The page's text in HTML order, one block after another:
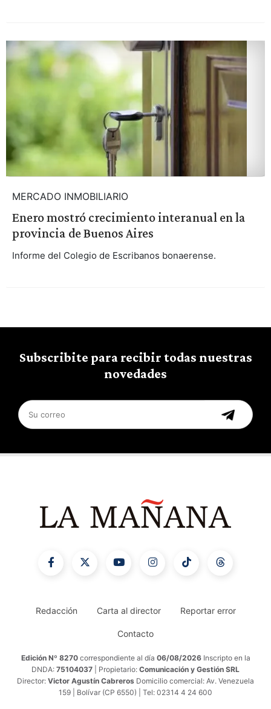
MERCADO INMOBILIARIO
Enero mostró crecimiento interanual en la
provincia de Buenos Aires
Informe del Colegio de Escribanos bonaerense.
Subscribite para recibir todas nuestras
novedades
Redacción Carta al director Reportar error
Contacto
Edición Nº 8270 correspondiente al día 06/08/2026 Inscripto en la
DNDA: 75104037 | Propietario: Comunicación y Gestión SRL
Director: Victor Agustín Cabreros Domicilio comercial: Av. Venezuela
159 | Bolívar (CP 6550) | Tel: 02314 4 24 600